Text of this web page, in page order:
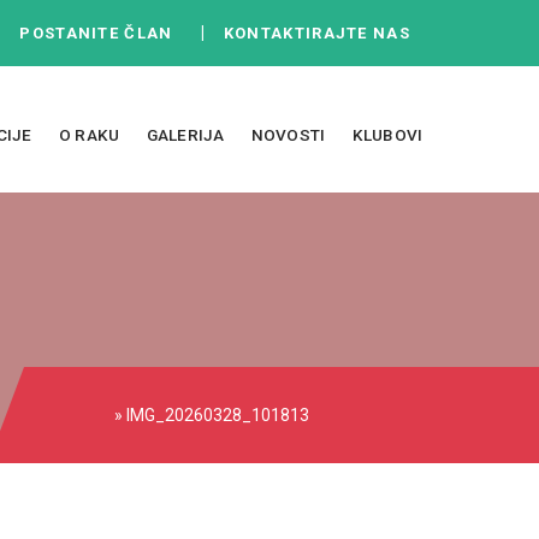
POSTANITE ČLAN KONTAKTIRAJTE NAS
O RAKU GALERIJA NOVOSTI KLUBOVI
» IMG_20260328_101813